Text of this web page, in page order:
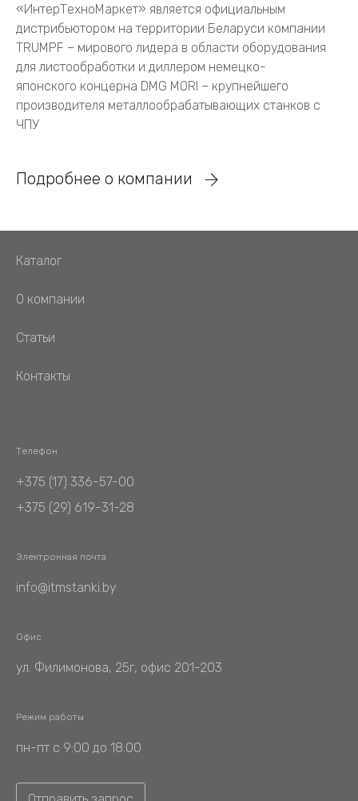
«ИнтерТехноМаркет» является официальным
дистрибьютором на территории Беларуси компании
TRUMPF – мирового лидера в области оборудования
для листообработки и диллером немецко-
японского концерна DMG MORI – крупнейшего
производителя металлообрабатывающих станков с
ЧПУ
Подробнее о компании
Каталог
О компании
Статьи
Контакты
Телефон
+375 (17) 336-57-00
+375 (29) 619-31-28
Электронная почта
info@itmstanki.by
Офис
ул. Филимонова, 25г, офис 201-203
Режим работы
пн-пт с 9:00 до 18:00